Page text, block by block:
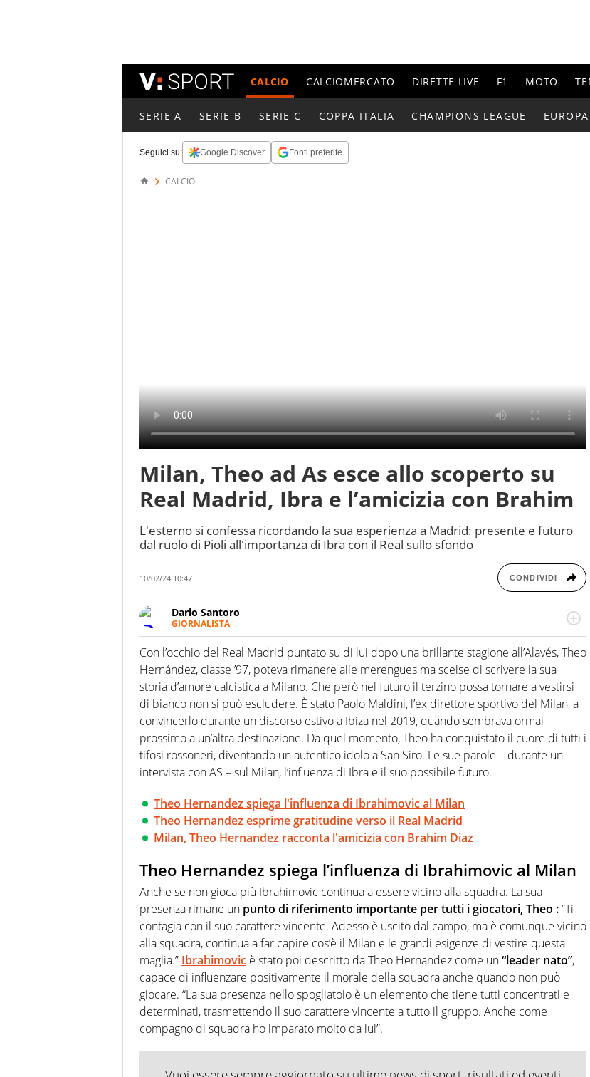
CALCIO CALCIOMERCATO DIRETTE LIVE F1 MOTO
SERIE A SERIE B SERIE C COPPA ITALIA CHAMPIONS LEAGUE
Seguici su: Google Discover Fonti preferite
CALCIO
Milan, Theo ad As esce allo scoperto su
Real Madrid, Ibra e l’amicizia con Brahim
L'esterno si confessa ricordando la sua esperienza a Madrid: presente e futuro
dal ruolo di Pioli all'importanza di Ibra con il Real sullo sfondo
10/02/24 10:47 CONDIVIDI
Dario Santoro
GIORNALISTA
Scrive, commenta, racconta lo sport in tutte le sfaccettature. Tocca l'apice quando ha
modo di concentrarsi sulle interviste ai grandi protagonisti
Con l’occhio del Real Madrid puntato su di lui dopo una brillante stagione all’Alavés, Theo
Hernández, classe ’97, poteva rimanere alle merengues ma scelse di scrivere la sua
storia d’amore calcistica a Milano. Che però nel futuro il terzino possa tornare a vestirsi
di bianco non si può escludere. È stato Paolo Maldini, l’ex direttore sportivo del Milan, a
convincerlo durante un discorso estivo a Ibiza nel 2019, quando sembrava ormai
prossimo a un’altra destinazione. Da quel momento, Theo ha conquistato il cuore di tutti i
tifosi rossoneri, diventando un autentico idolo a San Siro. Le sue parole – durante un
intervista con AS – sul Milan, l’influenza di Ibra e il suo possibile futuro.
Theo Hernandez spiega l'influenza di Ibrahimovic al Milan
Theo Hernandez esprime gratitudine verso il Real Madrid
Milan, Theo Hernandez racconta l'amicizia con Brahim Diaz
Theo Hernandez spiega l’influenza di Ibrahimovic al Milan
Anche se non gioca più Ibrahimovic continua a essere vicino alla squadra. La sua
presenza rimane un punto di riferimento importante per tutti i giocatori, Theo :“Ti
contagia con il suo carattere vincente. Adesso è uscito dal campo, ma è comunque vicino
alla squadra, continua a far capire cos’è il Milan e le grandi esigenze di vestire questa
maglia.” Ibrahimovic è stato poi descritto da Theo Hernandez come un“leader nato”,
capace di influenzare positivamente il morale della squadra anche quando non può
giocare. “La sua presenza nello spogliatoio è un elemento che tiene tutti concentrati e
determinati, trasmettendo il suo carattere vincente a tutto il gruppo. Anche come
compagno di squadra ho imparato molto da lui”.